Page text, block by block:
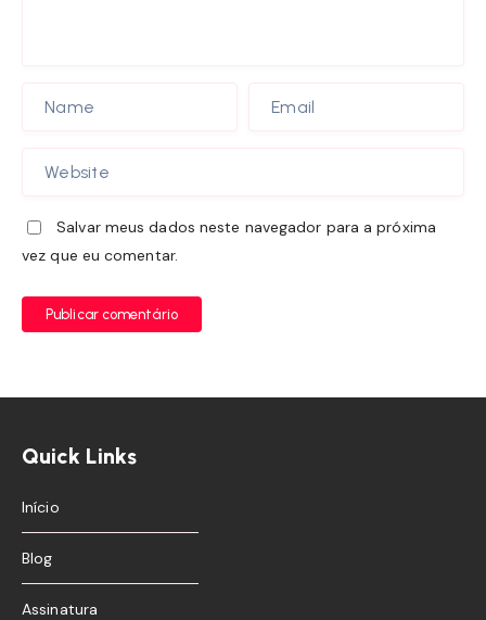
Salvar meus dados neste navegador para a próxima
vez que eu comentar.
Publicar comentário
Quick Links
Início
Blog
Assinatura